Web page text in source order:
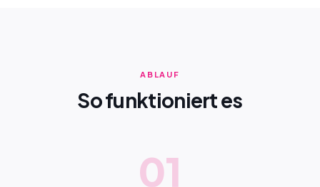
ABLAUF
So funktioniert es
01